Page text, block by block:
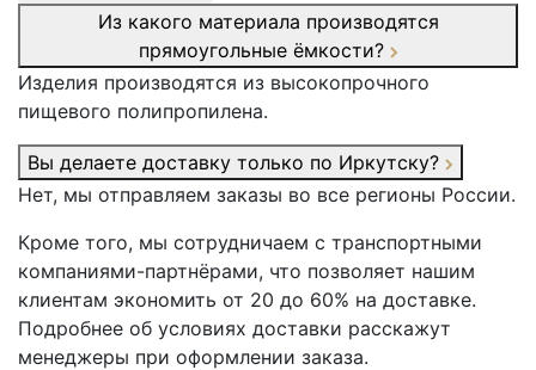
Из какого материала производятся
прямоугольные ёмкости?
Изделия производятся из высокопрочного
пищевого полипропилена.
Вы делаете доставку только по Иркутску?
Нет, мы отправляем заказы во все регионы России.
Кроме того, мы сотрудничаем с транспортными
компаниями-партнёрами, что позволяет нашим
клиентам экономить от 20 до 60% на доставке.
Подробнее об условиях доставки расскажут
менеджеры при оформлении заказа.